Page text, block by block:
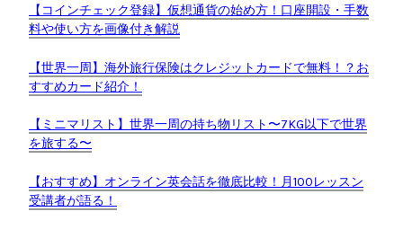
【コインチェック登録】仮想通貨の始め方！口座開設・手数
料や使い方を画像付き解説
【世界一周】海外旅行保険はクレジットカードで無料！？お
すすめカード紹介！
【ミニマリスト】世界一周の持ち物リスト〜7KG以下で世界
を旅する〜
【おすすめ】オンライン英会話を徹底比較！月100レッスン
受講者が語る！